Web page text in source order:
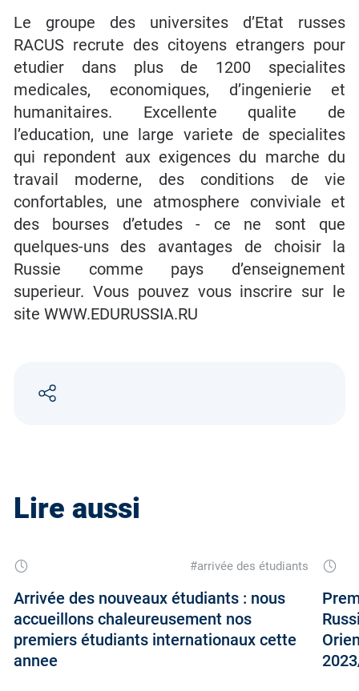
Le groupe des universites d’Etat russes
RACUS recrute des citoyens etrangers pour
etudier dans plus de 1200 specialites
medicales, economiques, d’ingenierie et
humanitaires. Excellente qualite de
l’education, une large variete de specialites
qui repondent aux exigences du marche du
travail moderne, des conditions de vie
confortables, une atmosphere conviviale et
des bourses d’etudes - ce ne sont que
quelques-uns des avantages de choisir la
Russie comme pays d’enseignement
superieur. Vous pouvez vous inscrire sur le
site WWW.EDURUSSIA.RU
Lire aussi
#arrivée des étudiants
Arrivée des nouveaux étudiants : nous
accueillons chaleureusement nos
premiers étudiants internationaux cette
annee